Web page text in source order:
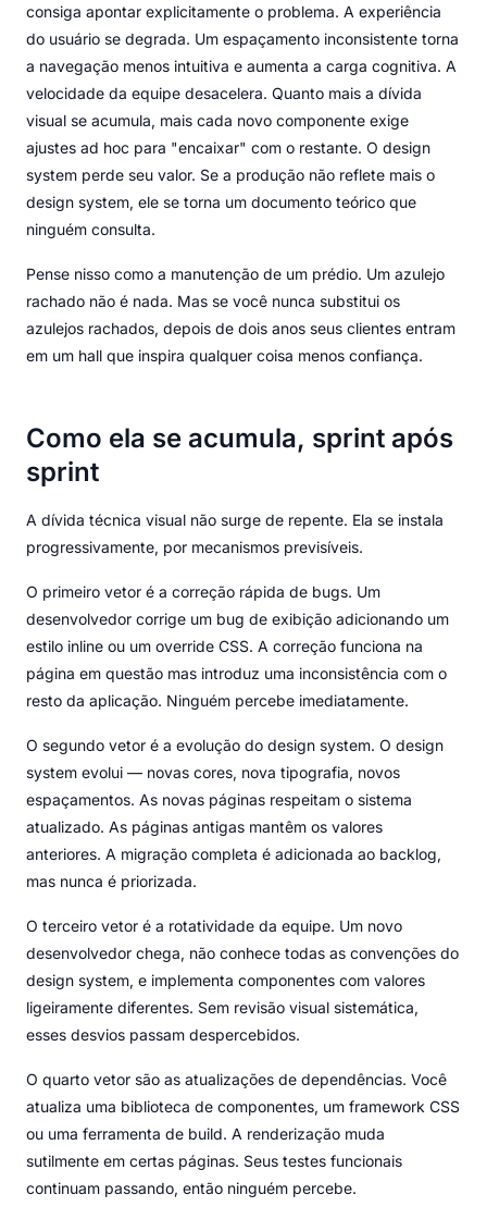
consiga apontar explicitamente o problema. A experiência
do usuário se degrada. Um espaçamento inconsistente torna
a navegação menos intuitiva e aumenta a carga cognitiva. A
velocidade da equipe desacelera. Quanto mais a dívida
visual se acumula, mais cada novo componente exige
ajustes ad hoc para "encaixar" com o restante. O design
system perde seu valor. Se a produção não reflete mais o
design system, ele se torna um documento teórico que
ninguém consulta.
Pense nisso como a manutenção de um prédio. Um azulejo
rachado não é nada. Mas se você nunca substitui os
azulejos rachados, depois de dois anos seus clientes entram
em um hall que inspira qualquer coisa menos confiança.
Como ela se acumula, sprint após
sprint
A dívida técnica visual não surge de repente. Ela se instala
progressivamente, por mecanismos previsíveis.
O primeiro vetor é a correção rápida de bugs. Um
desenvolvedor corrige um bug de exibição adicionando um
estilo inline ou um override CSS. A correção funciona na
página em questão mas introduz uma inconsistência com o
resto da aplicação. Ninguém percebe imediatamente.
O segundo vetor é a evolução do design system. O design
system evolui — novas cores, nova tipografia, novos
espaçamentos. As novas páginas respeitam o sistema
atualizado. As páginas antigas mantêm os valores
anteriores. A migração completa é adicionada ao backlog,
mas nunca é priorizada.
O terceiro vetor é a rotatividade da equipe. Um novo
desenvolvedor chega, não conhece todas as convenções do
design system, e implementa componentes com valores
ligeiramente diferentes. Sem revisão visual sistemática,
esses desvios passam despercebidos.
O quarto vetor são as atualizações de dependências. Você
atualiza uma biblioteca de componentes, um framework CSS
ou uma ferramenta de build. A renderização muda
sutilmente em certas páginas. Seus testes funcionais
continuam passando, então ninguém percebe.